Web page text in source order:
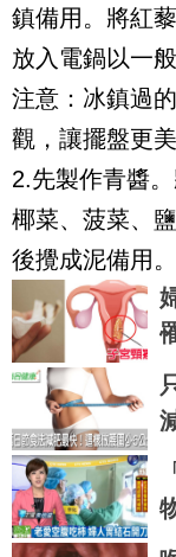
鎮備用。將紅
放入電鍋以一
注意：冰鎮過
觀，讓擺盤更美
2.先製作青醬
椰菜、菠菜、
後攪成泥備用。